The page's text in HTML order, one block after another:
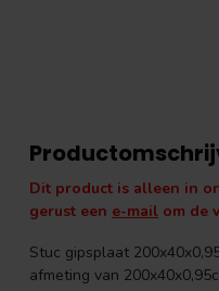
Dit product is alleen in
gerust een e-mail om de
Stuc gipsplaat
afmeting van